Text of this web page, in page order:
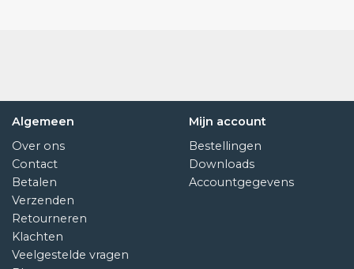
Algemeen
Over ons
Contact
Betalen
Verzenden
Retourneren
Klachten
Veelgestelde vragen
Mijn account
Bestellingen
Downloads
Accountgegevens